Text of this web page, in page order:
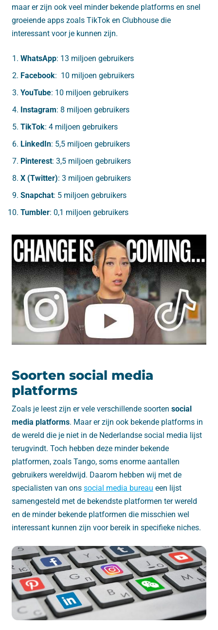
maar er zijn ook veel minder bekende platforms en snel
groeiende apps zoals TikTok en Clubhouse die
interessant voor je kunnen zijn.
WhatsApp: 13 miljoen gebruikers
Facebook: 10 miljoen gebruikers
YouTube: 10 miljoen gebruikers
Instagram: 8 miljoen gebruikers
TikTok: 4 miljoen gebruikers
LinkedIn: 5,5 miljoen gebruikers
Pinterest: 3,5 miljoen gebruikers
X (Twitter): 3 miljoen gebruikers
Snapchat: 5 miljoen gebruikers
Tumbler: 0,1 miljoen gebruikers
Soorten social media
platforms
Zoals je leest zijn er vele verschillende soorten social
media platforms. Maar er zijn ook bekende platforms in
de wereld die je niet in de Nederlandse social media lijst
terugvindt. Toch hebben deze minder bekende
platformen, zoals Tango, soms enorme aantallen
gebruikers wereldwijd. Daarom hebben wij met de
specialisten van ons social media bureau een lijst
samengesteld met de bekendste platformen ter wereld
en de minder bekende platformen die misschien wel
interessant kunnen zijn voor bereik in specifieke niches.